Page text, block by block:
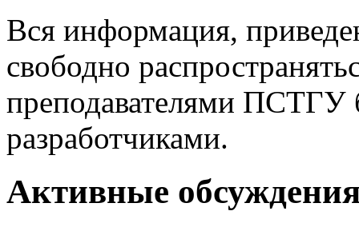
Вся информация,
свободно
преподавателями ПСТГУ
разработчиками.
Активные